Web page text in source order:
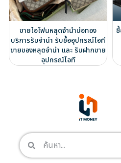
ขายไอโฟนหลุดจำนำบ่อทอง
บริการรับจำนำ รับซื้ออุปกรณ์ไอที
ขายของหลุดจำนำ และ รับฝากขาย
อุปกรณ์ไอที